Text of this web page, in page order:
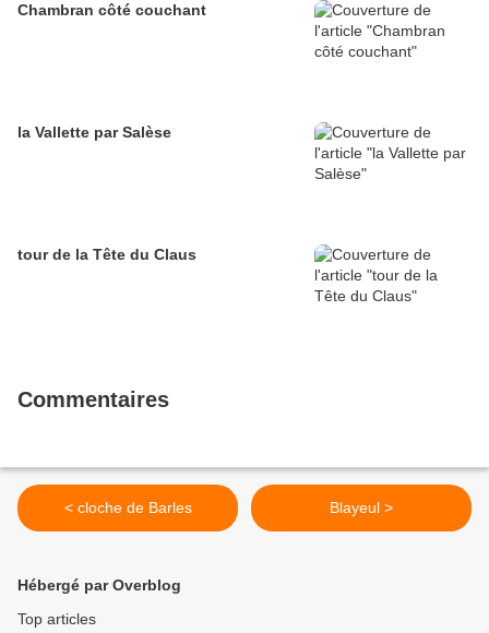
Chambran côté couchant
la Vallette par Salèse
tour de la Tête du Claus
Commentaires
< cloche de Barles Blayeul >
Hébergé par Overblog
Top articles